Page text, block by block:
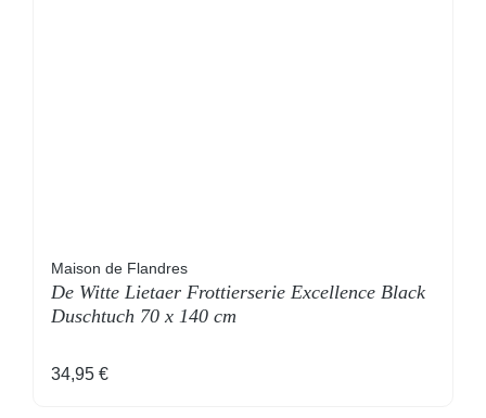
Maison de Flandres
De Witte Lietaer Frottierserie Excellence Black
Duschtuch 70 x 140 cm
Regulärer Preis:
34,95 €